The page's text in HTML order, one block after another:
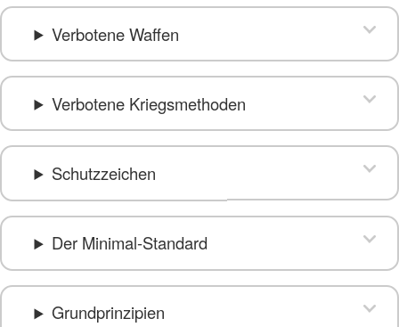
Verbotene Waffen
Verbotene Kriegsmethoden
Schutzzeichen
Der Minimal-Standard
Grundprinzipien